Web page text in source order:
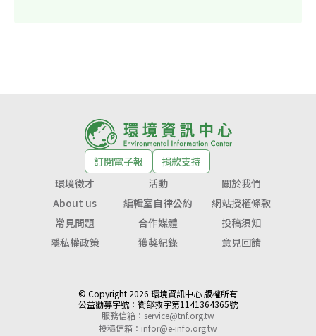
訂閱電子報
捐款支持
環境徵才
活動
關於我們
About us
編輯室自律公約
網站授權條款
常見問題
合作媒體
投稿須知
隱私權政策
獲獎紀錄 意見回饋
© Copyright 2026 環境資訊中心 版權所有
公益勸募字號： 衛部救字第1141364365號
服務信箱： service@tnf.org.tw
投稿信箱： infor@e-info.org.tw